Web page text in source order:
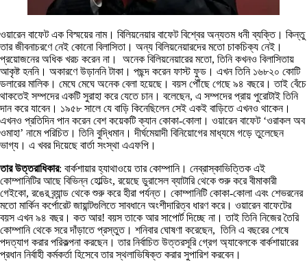
ওয়ারেন বাফেট এক বিস্ময়ের নাম। বিলিয়নেয়ার বাফেট বিশ্বের অন্যতম ধনী ব্যক্তি। কিন্তু
তার জীবনাচরণে নেই কোনো বিলাসিতা। অন্য বিলিয়নেয়ারদের মতো চাকচিক্য নেই।
প্রয়োজনের অধিক খরচ করেন না। অনেক বিলিয়নেয়ারের মতো, তিনি কখনও বিলাসিতায়
আকৃষ্ট হননি। অকারণে উড়াননি টাকা। পছন্দ করেন ফাস্ট ফুড। এখন তিনি ১৬৮২০ কোটি
ডলারের মালিক। মেঘে মেঘে অনেক বেলা হয়েছে। বয়স পৌঁছে গেছে ৯৪ বছরে। তাই বেঁচে
থাকতেই সম্পদের একটি সুরাহা করে যেতে চান। বলেছেন, এ সম্পদের প্রায় পুরোটাই তিনি
দান করে যাবেন। ১৯৫৮ সালে যে বাড়ি কিনেছিলেন সেই একই বাড়িতে এখনও থাকেন।
এখনও প্রতিদিন পান করেন বেশ কয়েকটি ক্যান কোকা-কোলা। ওয়ারেন বাফেট ‘ওরাকল অব
ওমাহা’ নামে পরিচিত। তিনি বুদ্ধিমান। দীর্ঘমেয়াদী বিনিয়োগের মাধ্যমে গড়ে তুলেছেন
ভাগ্য। এ খবর দিয়েছে বার্তা সংস্থা এএফপি।
তার উত্তরাধিকার: বার্কশায়ার হ্যাথাওয়ে তার কোম্পানি। নেব্রাস্কাভিত্তিক এই
কোম্পানিটির আছে বিভিন্ন হোল্ডিং, রয়েছে ডুরাসেল ব্যাটারি থেকে শুরু করে বীমাকারী
গেইকো, রঙের ব্র্যান্ড থেকে শুরু করে হীরা পর্যন্ত। কোম্পানিটি কোকা-কোলা এবং শেভরনের
মতো মার্কিন কর্পোরেট জায়ান্টগুলিতে সাবধানে অংশীদারিত্ব ধারণ করে। ওয়ারেন বাফেটের
বয়স এখন ৯৪ বছর। কত আর! বয়স তাকে আর সাপোর্ট দিচ্ছে না। তাই তিনি নিজের তৈরি
কোম্পানি থেকে সরে দাঁড়াতে প্রস্তুত। শনিবার ঘোষণা করেছেন, তিনি এ বছরের শেষে
পদত্যাগ করার পরিকল্পনা করছেন। তার নির্বাচিত উত্তরসূরি গ্রেগ অ্যাবেলকে বার্কশায়ারের
প্রধান নির্বাহী কর্মকর্তা হিসেবে তার স্থলাভিষিক্ত করার সুপারিশ করবেন।